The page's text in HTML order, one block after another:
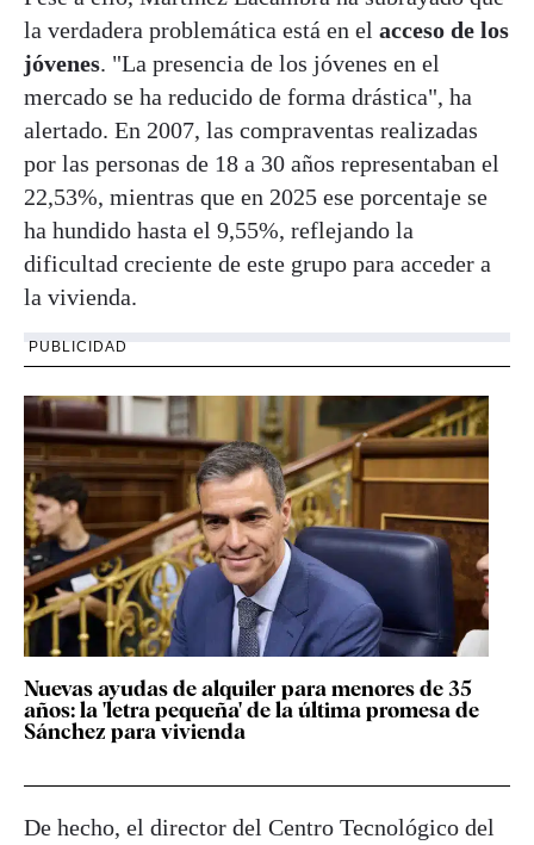
la verdadera problemática está en el acceso de los
jóvenes. "La presencia de los jóvenes en el
mercado se ha reducido de forma drástica", ha
alertado. En 2007, las compraventas realizadas
por las personas de 18 a 30 años representaban el
22,53%, mientras que en 2025 ese porcentaje se
ha hundido hasta el 9,55%, reflejando la
dificultad creciente de este grupo para acceder a
la vivienda.
PUBLICIDAD
Nuevas ayudas de alquiler para menores de 35
años: la 'letra pequeña' de la última promesa de
Sánchez para vivienda
De hecho, el director del Centro Tecnológico del